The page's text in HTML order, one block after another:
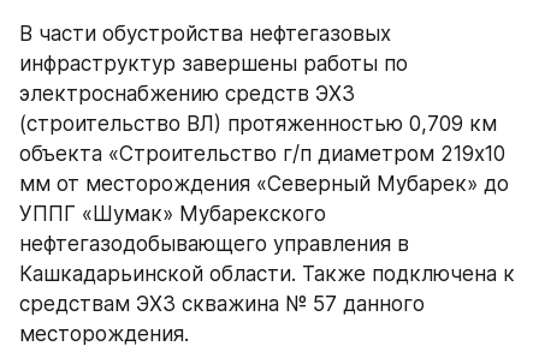
В части обустройства нефтегазовых
инфраструктур завершены работы по
электроснабжению средств ЭХЗ
(строительство ВЛ) протяженностью 0,709 км
объекта «Строительство г/п диаметром 219х10
мм от месторождения «Северный Мубарек» до
УППГ «Шумак» Мубарекского
нефтегазодобывающего управления в
Кашкадарьинской области. Также подключена к
средствам ЭХЗ скважина № 57 данного
месторождения.